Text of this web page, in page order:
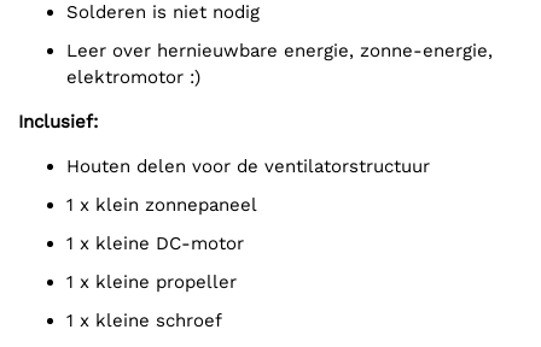
Solderen is niet nodig
Leer over hernieuwbare energie, zonne-energie,
elektromotor :)
Inclusief:
Houten delen voor de ventilatorstructuur
1 x klein zonnepaneel
1 x kleine DC-motor
1 x kleine propeller
1 x kleine schroef